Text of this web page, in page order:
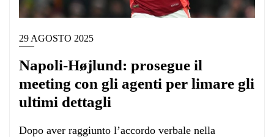
29 AGOSTO 2025
Napoli-Højlund: prosegue il
meeting con gli agenti per limare gli
ultimi dettagli
Dopo aver raggiunto l’accordo verbale nella